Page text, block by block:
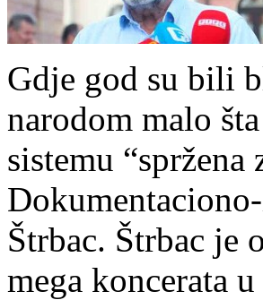
Gdje god su bili
narodom malo
sistemu
Štrbac. Štrbac je
mega koncerata